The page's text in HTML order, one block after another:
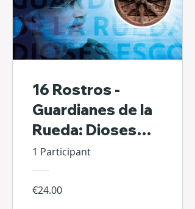
16 Rostros -
Guardianes de la
Rueda: Dioses
Escondidos de Sí
Mismos
1 Participant
€24.00